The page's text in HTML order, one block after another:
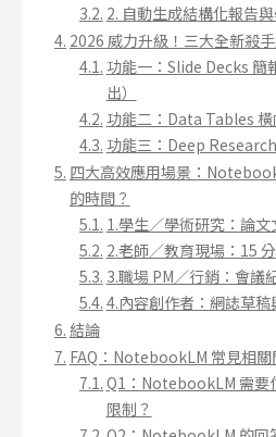
2. 自動生成結構化報告
2026 威力升級！三大全新殺
功能一：Slide Decks 簡
出）
功能二：Data Tables
功能三：Deep
四大高效應用場景：
的時間？
1.學生／學術研究：論
2.老師／教育現場：15
3.職場 PM／行銷：會議
4.內容創作者：網誌草稿
結論
FAQ：NotebookLM 常見相關
Q1：NotebookLM 需要
限制？